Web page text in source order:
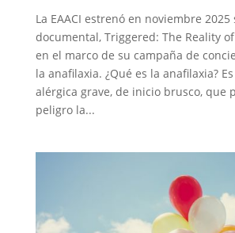
La EAACI estrenó en noviembre
documental, Triggered: The Reality
en el marco de su campaña de
la anafilaxia. ¿Qué es la anafilaxia?
alérgica grave, de inicio brusco, que
peligro la...